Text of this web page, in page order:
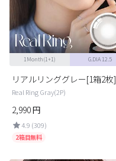
1Month(1+1) G.DIA 12.5
リアルリンググレー[1箱2枚]
Real Ring Gray(2P)
2,990円
4.9 (309)
2箱目無料